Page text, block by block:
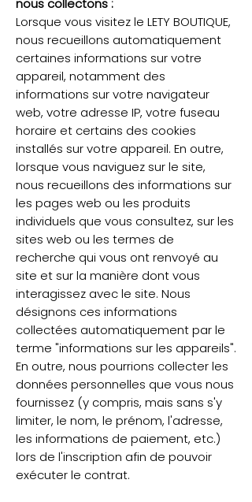
nous collectons :
Lorsque vous visitez le LETY BOUTIQUE,
nous recueillons automatiquement
certaines informations sur votre
appareil, notamment des
informations sur votre navigateur
web, votre adresse IP, votre fuseau
horaire et certains des cookies
installés sur votre appareil. En outre,
lorsque vous naviguez sur le site,
nous recueillons des informations sur
les pages web ou les produits
individuels que vous consultez, sur les
sites web ou les termes de
recherche qui vous ont renvoyé au
site et sur la manière dont vous
interagissez avec le site. Nous
désignons ces informations
collectées automatiquement par le
terme "informations sur les appareils".
En outre, nous pourrions collecter les
données personnelles que vous nous
fournissez (y compris, mais sans s'y
limiter, le nom, le prénom, l'adresse,
les informations de paiement, etc.)
lors de l'inscription afin de pouvoir
exécuter le contrat.